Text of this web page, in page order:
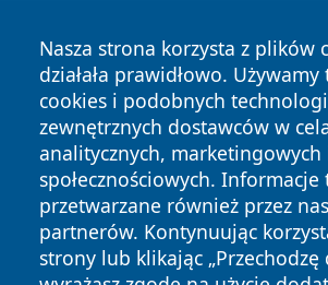
Nasza strona korzysta z plików
działała prawidłowo.
cookies i podobnych
zewnętrznych dostawców w
analitycznych, marketingowych
społecznościowych.
przetwarzane również przez
partnerów. Kontynuując
strony lub klikając „Przechodzę
Copyright © 2026 olkuszonline.pl
zastrzeżone.